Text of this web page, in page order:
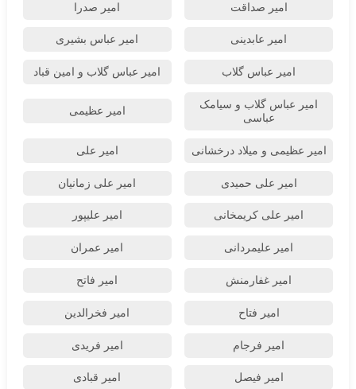
امیر صداقت امیر صدرا
امیر عابدینی امیر عباس بشیری
امیر عباس گلاب امیر عباس گلاب و امین قباد
امیر عباس گلاب و سیامک
عباسی
امیر عظیمی
امیر عظیمی و میلاد درخشانی امیر علی
امیر علی حمیدی امیر علی زمانیان
امیر علی کریمخانی امیر علیپور
امیر علیمردانی امیر عمران
امیر غفارمنش امیر فاتح
امیر فتاح امیر فخرالدین
امیر فرجام امیر فریدی
امیر فیصل امیر قبادی